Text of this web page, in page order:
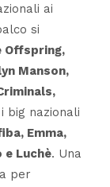
ai
si
Offspring,
Manson,
big nazionali
Emma,
e Luchè. Una
per